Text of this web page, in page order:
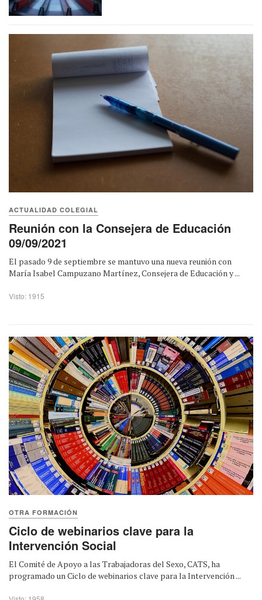
ACTUALIDAD COLEGIAL
Reunión con la Consejera de Educación
09/09/2021
El pasado 9 de septiembre se mantuvo una nueva reunión con
María Isabel Campuzano Martínez, Consejera de Educación y ...
Visto: 1915
OTRA FORMACIÓN
Ciclo de webinarios clave para la
Intervención Social
El Comité de Apoyo a las Trabajadoras del Sexo, CATS, ha
programado un Ciclo de webinarios clave para la Intervención ...